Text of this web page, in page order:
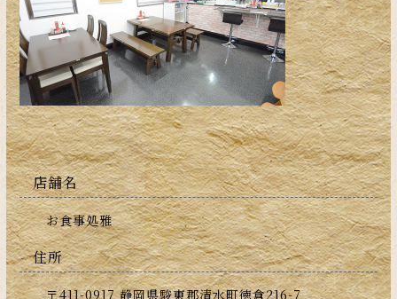
店舗名
お食事処雅
住所
〒411-0917 静岡県駿東郡清水町徳倉216-7